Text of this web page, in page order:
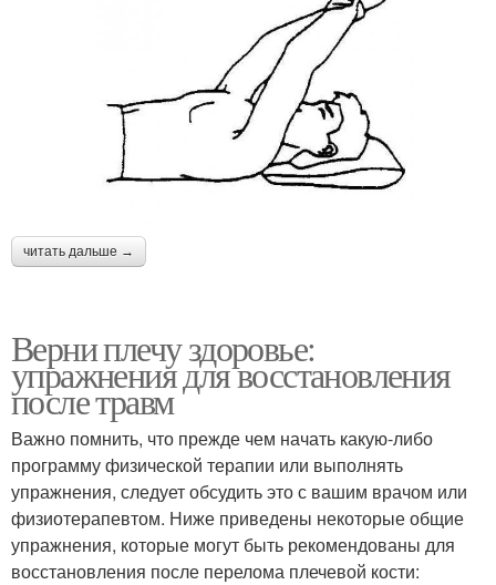
читать дальше →
Верни плечу здоровье:
упражнения для восстановления
после травм
Важно помнить, что прежде чем начать какую-либо
программу физической терапии или выполнять
упражнения, следует обсудить это с вашим врачом или
физиотерапевтом. Ниже приведены некоторые общие
упражнения, которые могут быть рекомендованы для
восстановления после перелома плечевой кости: